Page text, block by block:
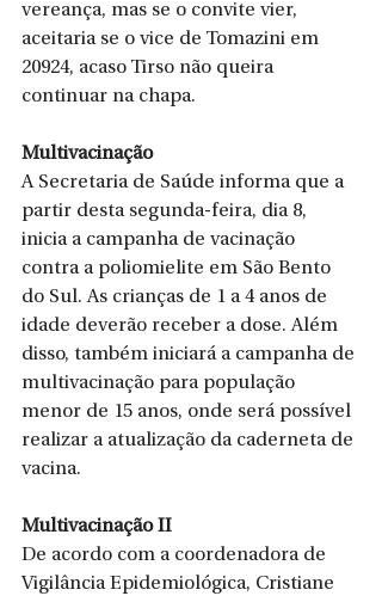
vereança, mas se o convite vier,
aceitaria se o vice de Tomazini em
20924, acaso Tirso não queira
continuar na chapa.
Multivacinação
A Secretaria de Saúde informa que a
partir desta segunda-feira, dia 8,
inicia a campanha de vacinação
contra a poliomielite em São Bento
do Sul. As crianças de 1 a 4 anos de
idade deverão receber a dose. Além
disso, também iniciará a campanha de
multivacinação para população
menor de 15 anos, onde será possível
realizar a atualização da caderneta de
vacina.
Multivacinação II
De acordo com a coordenadora de
Vigilância Epidemiológica, Cristiane